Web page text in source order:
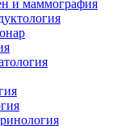
и маммография